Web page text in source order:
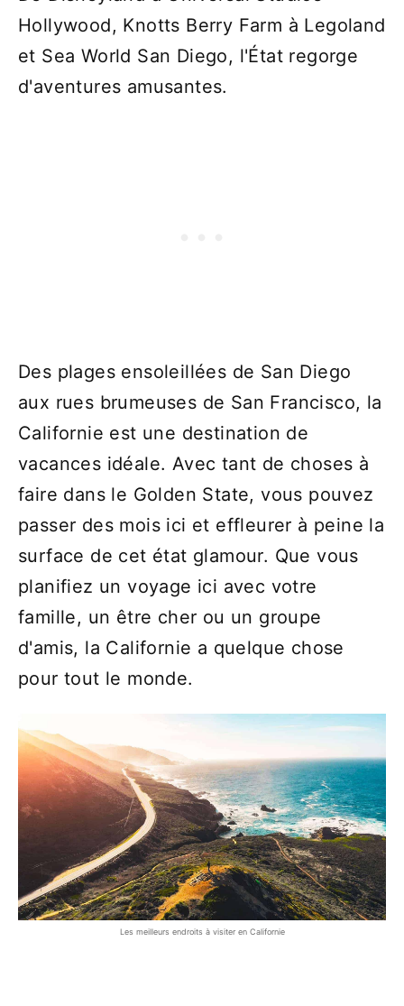
Hollywood, Knotts Berry Farm à Legoland
et Sea World San Diego, l'État regorge
d'aventures amusantes.
Des plages ensoleillées de San Diego
aux rues brumeuses de San Francisco, la
Californie est une destination de
vacances idéale. Avec tant de choses à
faire dans le Golden State, vous pouvez
passer des mois ici et effleurer à peine la
surface de cet état glamour. Que vous
planifiez un voyage ici avec votre
famille, un être cher ou un groupe
d'amis, la Californie a quelque chose
pour tout le monde.
Les meilleurs endroits à visiter en Californie